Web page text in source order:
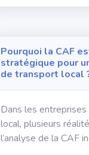
Pourquoi la CAF
stratégique pour
de transport local
Dans les
local, plusieurs
l’analyse de la CAF